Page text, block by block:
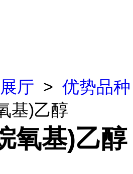
厅 > 优势品种
基)乙醇
氧基)乙醇